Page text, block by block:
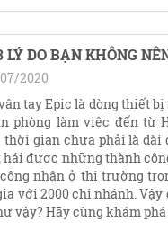
LÝ DO BẠN KHÔNG
2020
tay Epic là dòng thiết
phòng làm việc đến từ
thời gian chưa phải là
hái được những thành
nhận ở thị trường
với 2000 chi nhánh.
vậy? Hãy cùng khám